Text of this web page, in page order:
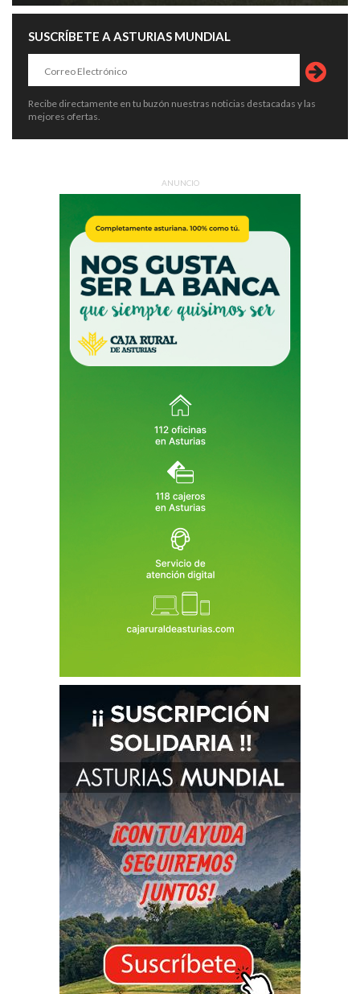
SUSCRÍBETE A ASTURIAS MUNDIAL
Recibe directamente en tu buzón nuestras noticias destacadas y las
mejores ofertas.
ANUNCIO